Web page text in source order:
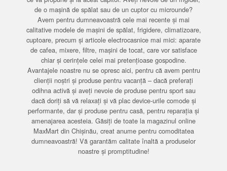
de o mașină de spălat sau de un cuptor cu microunde?
Avem pentru dumneavoastră cele mai recente și mai
calitative modele de mașini de spălat, frigidere, climatizoare,
cuptoare, precum și articole electrocasnice mai mici: aparate
de cafea, mixere, filtre, mașini de tocat, care vor satisface
chiar și cerințele celei mai pretențioase gospodine.
Avantajele noastre nu se opresc aici, pentru că avem pentru
clienții noștri și produse pentru vacanță – dacă preferați
odihna activă și aveți nevoie de produse pentru sport sau
dacă doriți să vă relaxați și vă plac device-urile comode și
performante, dar și produse pentru casă, pentru reparația și
amenajarea acesteia. Găsiți de toate la magazinul online
MaxMart din Chișinău, creat anume pentru comoditatea
dumneavoastră! Vă garantăm calitate înaltă a produselor
noastre și promptitudine!